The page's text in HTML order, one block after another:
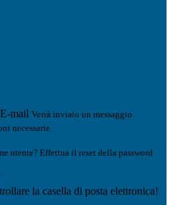
E-mail Verrà inviato un messaggio
necessarie.
utente? Effettua il reset della password
la casella di posta elettronica!